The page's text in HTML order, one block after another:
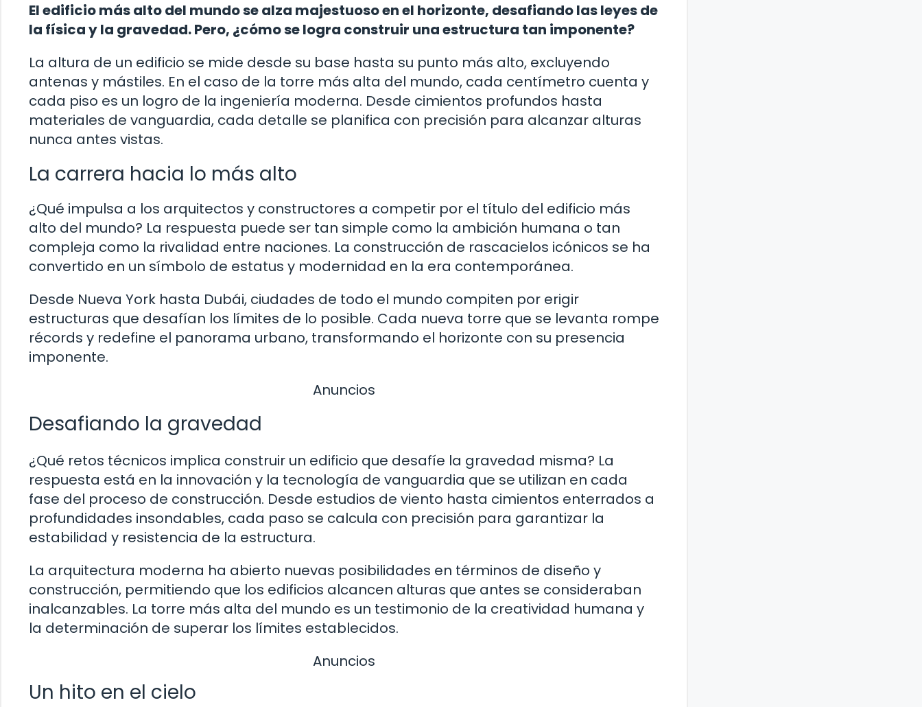
El edificio más alto del mundo se alza majestuoso en el horizonte, desafiando las leyes de
la física y la gravedad. Pero, ¿cómo se logra construir una estructura tan imponente?
La altura de un edificio se mide desde su base hasta su punto más alto, excluyendo
antenas y mástiles. En el caso de la torre más alta del mundo, cada centímetro cuenta y
cada piso es un logro de la ingeniería moderna. Desde cimientos profundos hasta
materiales de vanguardia, cada detalle se planifica con precisión para alcanzar alturas
nunca antes vistas.
La carrera hacia lo más alto
¿Qué impulsa a los arquitectos y constructores a competir por el título del edificio más
alto del mundo? La respuesta puede ser tan simple como la ambición humana o tan
compleja como la rivalidad entre naciones. La construcción de rascacielos icónicos se ha
convertido en un símbolo de estatus y modernidad en la era contemporánea.
Desde Nueva York hasta Dubái, ciudades de todo el mundo compiten por erigir
estructuras que desafían los límites de lo posible. Cada nueva torre que se levanta rompe
récords y redefine el panorama urbano, transformando el horizonte con su presencia
imponente.
Anuncios
Desafiando la gravedad
¿Qué retos técnicos implica construir un edificio que desafíe la gravedad misma? La
respuesta está en la innovación y la tecnología de vanguardia que se utilizan en cada
fase del proceso de construcción. Desde estudios de viento hasta cimientos enterrados a
profundidades insondables, cada paso se calcula con precisión para garantizar la
estabilidad y resistencia de la estructura.
La arquitectura moderna ha abierto nuevas posibilidades en términos de diseño y
construcción, permitiendo que los edificios alcancen alturas que antes se consideraban
inalcanzables. La torre más alta del mundo es un testimonio de la creatividad humana y
la determinación de superar los límites establecidos.
Anuncios
Un hito en el cielo